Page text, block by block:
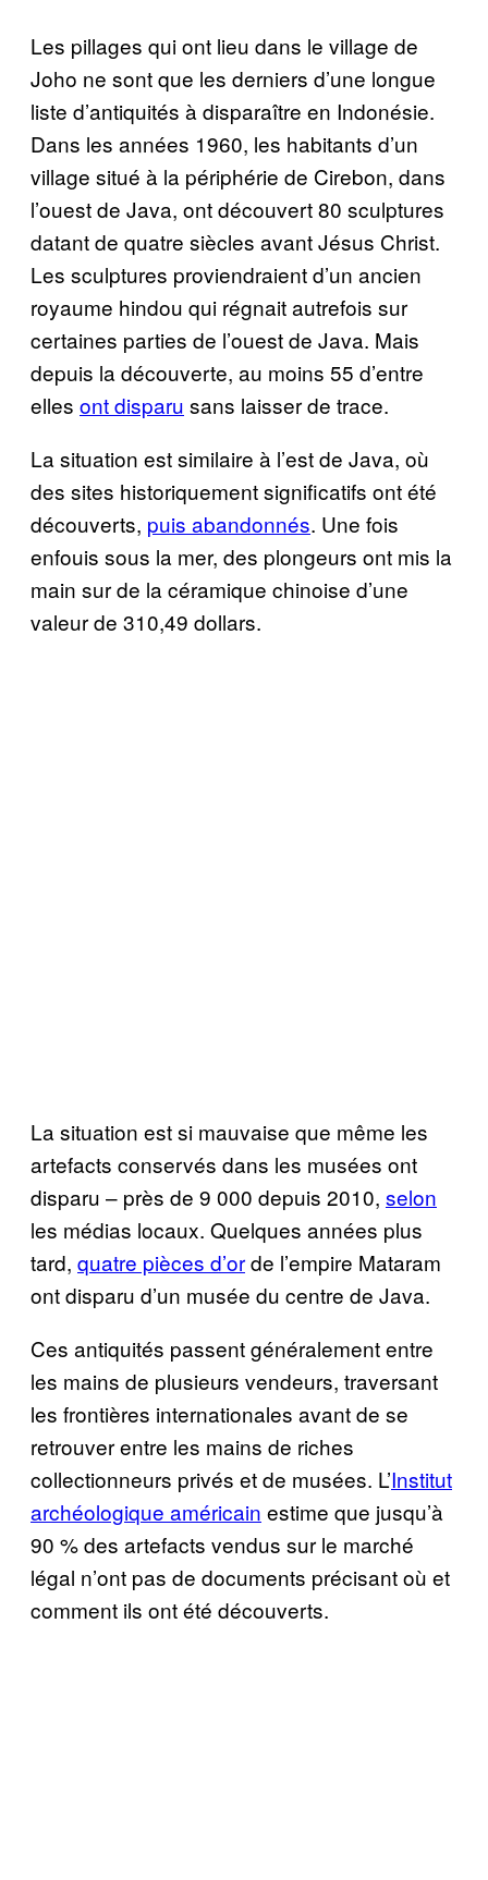
Les pillages qui ont lieu dans le village de
Joho ne sont que les derniers d’une longue
liste d’antiquités à disparaître en Indonésie.
Dans les années 1960, les habitants d’un
village situé à la périphérie de Cirebon, dans
l’ouest de Java, ont découvert 80 sculptures
datant de quatre siècles avant Jésus Christ.
Les sculptures proviendraient d’un ancien
royaume hindou qui régnait autrefois sur
certaines parties de l’ouest de Java. Mais
depuis la découverte, au moins 55 d’entre
elles ont disparu sans laisser de trace.
La situation est similaire à l’est de Java, où
des sites historiquement significatifs ont été
découverts, puis abandonnés. Une fois
enfouis sous la mer, des plongeurs ont mis la
main sur de la céramique chinoise d’une
valeur de 310,49 dollars.
La situation est si mauvaise que même les
artefacts conservés dans les musées ont
disparu – près de 9 000 depuis 2010, selon
les médias locaux. Quelques années plus
tard, quatre pièces d’orde l’empire Mataram
ont disparu d’un musée du centre de Java.
Ces antiquités passent généralement entre
les mains de plusieurs vendeurs, traversant
les frontières internationales avant de se
retrouver entre les mains de riches
collectionneurs privés et de musées. L’Institut
archéologique américain estime que jusqu’à
90 % des artefacts vendus sur le marché
légal n’ont pas de documents précisant où et
comment ils ont été découverts.